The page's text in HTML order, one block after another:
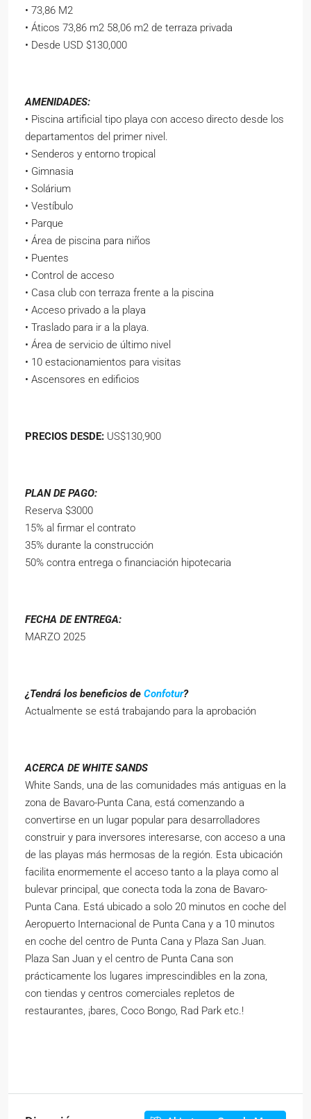
• 73,86 M2
• Áticos 73,86 m2 58,06 m2 de terraza privada
• Desde USD $130,000
AMENIDADES:
• Piscina artificial tipo playa con acceso directo desde los
departamentos del primer nivel.
• Senderos y entorno tropical
• Gimnasia
• Solárium
• Vestíbulo
• Parque
• Área de piscina para niños
• Puentes
• Control de acceso
• Casa club con terraza frente a la piscina
• Acceso privado a la playa
• Traslado para ir a la playa.
• Área de servicio de último nivel
• 10 estacionamientos para visitas
• Ascensores en edificios
PRECIOS DESDE: US$130,900
PLAN DE PAGO:
Reserva $3000
15% al firmar el contrato
35% durante la construcción
50% contra entrega o financiación hipotecaria
FECHA DE ENTREGA:
MARZO 2025
¿Tendrá los beneficios de Confotur?
Actualmente se está trabajando para la aprobación
ACERCA DE WHITE SANDS
White Sands, una de las comunidades más antiguas en la
zona de Bavaro-Punta Cana, está comenzando a
convertirse en un lugar popular para desarrolladores
construir y para inversores interesarse, con acceso a una
de las playas más hermosas de la región. Esta ubicación
facilita enormemente el acceso tanto a la playa como al
bulevar principal, que conecta toda la zona de Bavaro-
Punta Cana. Está ubicado a solo 20 minutos en coche del
Aeropuerto Internacional de Punta Cana y a 10 minutos
en coche del centro de Punta Cana y Plaza San Juan.
Plaza San Juan y el centro de Punta Cana son
prácticamente los lugares imprescindibles en la zona,
con tiendas y centros comerciales repletos de
restaurantes, ¡bares, Coco Bongo, Rad Park etc.!